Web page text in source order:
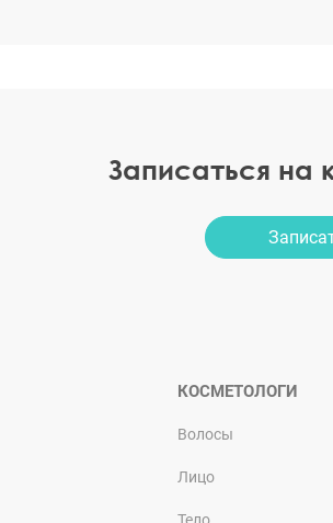
Записаться на
КОСМЕТОЛОГИ
Волосы
Лицо